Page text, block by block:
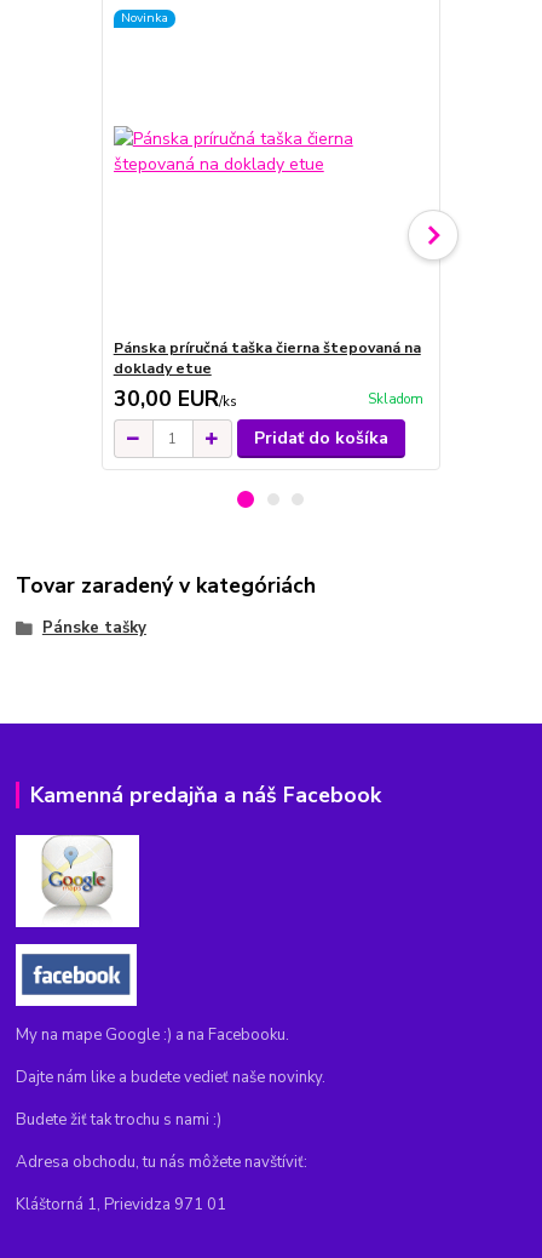
Novinka
Pánska príručná taška čierna štepovaná na
doklady etue
30,00 EUR/ks Skladom
Pridať do košíka
Tovar zaradený v kategóriách
Pánske tašky
Kamenná predajňa a náš Facebook
My na mape Google :) a na Facebooku.
Dajte nám like a budete vedieť naše novinky.
Budete žiť tak trochu s nami :)
Adresa obchodu, tu nás môžete navštíviť:
Kláštorná 1, Prievidza 971 01